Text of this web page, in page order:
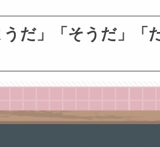
うだ」「そうだ」